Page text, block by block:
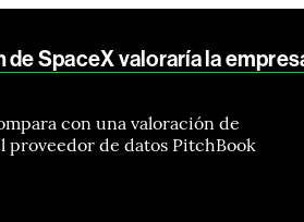
SpaceX valoraría la
con una valoración de
proveedor de datos PitchBook